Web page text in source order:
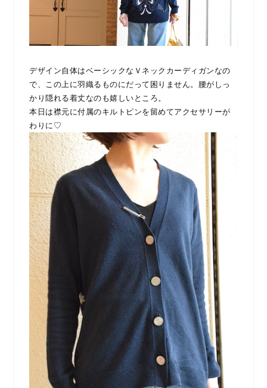
デザイン自体はベーシックなＶネックカーディガンなの
で、この上に羽織るものにだって困りません。腰がしっ
かり隠れる着丈なのも嬉しいところ。
本日は襟元に付属のキルトピンを留めてアクセサリーが
わりに♡